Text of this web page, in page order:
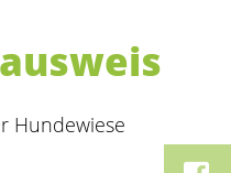
Hundewiese